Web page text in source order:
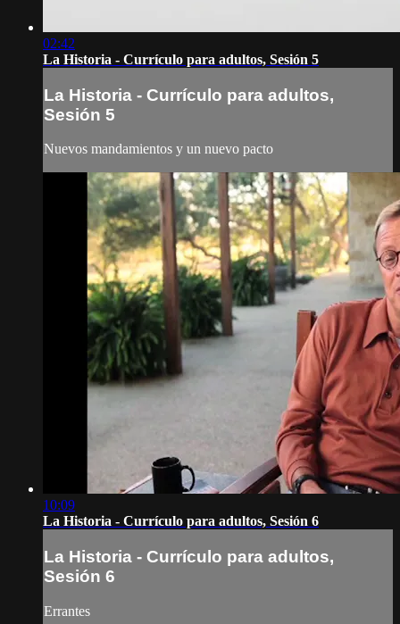
02:42
La Historia - Currículo para adultos, Sesión 5
La Historia - Currículo para adultos,
Sesión 5
Nuevos mandamientos y un nuevo pacto
10:09
La Historia - Currículo para adultos, Sesión 6
La Historia - Currículo para adultos,
Sesión 6
Errantes